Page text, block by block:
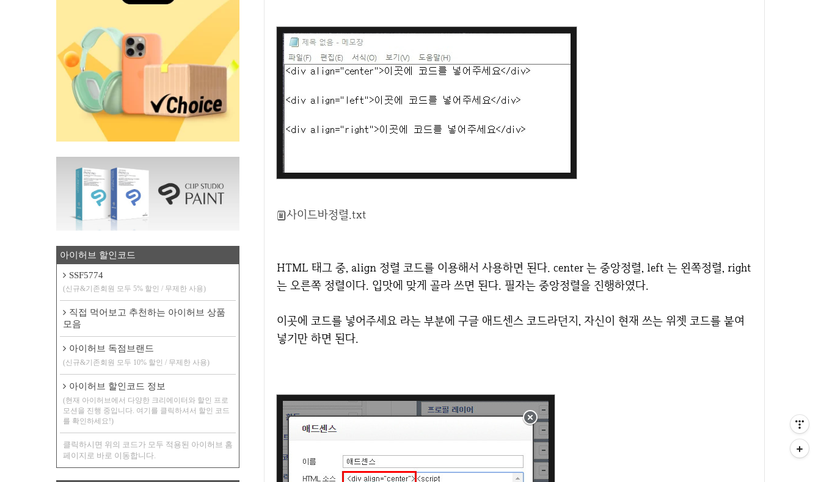
사이드바정렬.txt
HTML 태그 중, align 정렬 코드를 이용해서 사용하면 된다. center 는 중앙정렬, left 는 왼쪽정렬, right
는 오른쪽 정렬이다. 입맛에 맞게 골라 쓰면 된다. 필자는 중앙정렬을 진행하였다.
이곳에 코드를 넣어주세요 라는 부분에 구글 애드센스 코드라던지, 자신이 현재 쓰는 위젯 코드를 붙여
넣기만 하면 된다.
아이허브 할인코드
SSF5774
(신규&기존회원 모두 5% 할인 / 무제한 사용)
직접 먹어보고 추천하는 아이허브 상품
모음
아이허브 독점브랜드
(신규&기존회원 모두 10% 할인 / 무제한 사용)
아이허브 할인코드 정보
(현재 아이허브에서 다양한 크리에이터와 할인 프로
모션을 진행 중입니다. 여기를 클릭하셔서 할인 코드
를 확인하세요!)
클릭하시면 위의 코드가 모두 적용된 아이허브 홈
페이지로 바로 이동합니다.